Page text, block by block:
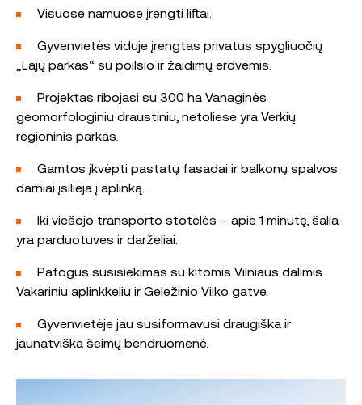
Visuose namuose įrengti liftai.
Gyvenvietės viduje įrengtas privatus spygliuočių
„Lajų parkas“ su poilsio ir žaidimų erdvėmis.
Projektas ribojasi su 300 ha Vanaginės
geomorfologiniu draustiniu, netoliese yra Verkių
regioninis parkas.
Gamtos įkvėpti pastatų fasadai ir balkonų spalvos
darniai įsilieja į aplinką.
Iki viešojo transporto stotelės – apie 1 minutę, šalia
yra parduotuvės ir darželiai.
Patogus susisiekimas su kitomis Vilniaus dalimis
Vakariniu aplinkkeliu ir Geležinio Vilko gatve.
Gyvenvietėje jau susiformavusi draugiška ir
jaunatviška šeimų bendruomenė.